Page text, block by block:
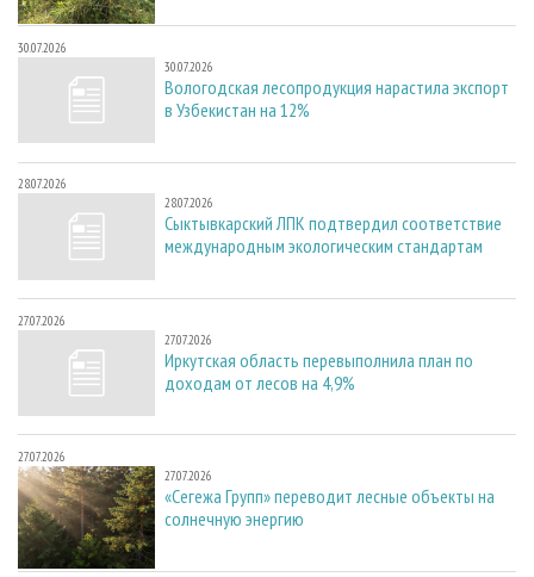
30.07.2026
30.07.2026
Вологодская лесопродукция нарастила экспорт
в Узбекистан на 12%
28.07.2026
28.07.2026
Сыктывкарский ЛПК подтвердил соответствие
международным экологическим стандартам
27.07.2026
27.07.2026
Иркутская область перевыполнила план по
доходам от лесов на 4,9%
27.07.2026
27.07.2026
«Сегежа Групп» переводит лесные объекты на
солнечную энергию